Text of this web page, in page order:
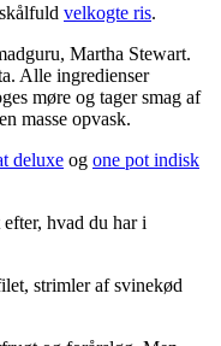
velkogte ris.
Martha Stewart.
Alle ingredienser
møre og tager smag af
masse opvask.
deluxe og one pot indisk
hvad du har i
strimler af svinekød